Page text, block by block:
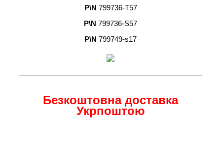
P\N 799736-T57
P\N 799736-S57
P\N 799749-s17
Безкоштовна доставка
Укрпоштою